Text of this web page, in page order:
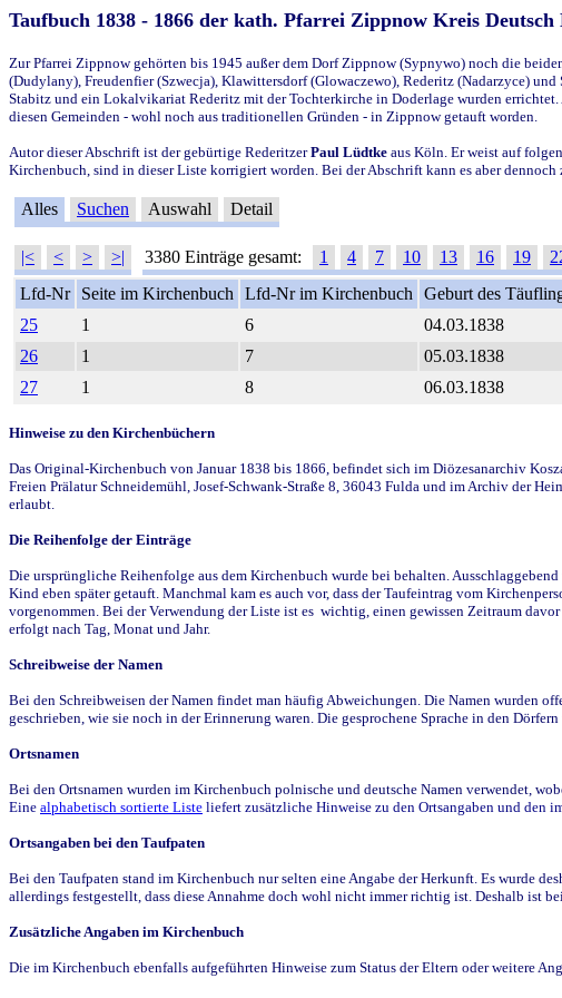
Taufbuch 1838 - 1866 der kath. Pfarrei Zippnow Kreis Deutsch
Zur Pfarrei Zippnow gehörten bis 1945 außer dem Dorf Zippnow (Sypnywo) noch die
(Dudylany), Freudenfier (Szwecja), Klawittersdorf (Glowaczewo), Rederitz (Nadarzyce)
Stabitz und ein Lokalvikariat Rederitz mit der Tochterkirche in Doderlage wurden
diesen Gemeinden - wohl noch aus traditionellen Gründen - in Zippnow getauft worden.
Autor dieser Abschrift ist der gebürtige RederitzerPaul Lüdtke aus Köln. Er weist auf
Kirchenbuch, sind in dieser Liste korrigiert worden. Bei der Abschrift kann es aber
Alles Suchen Auswahl Detail
|< < > >| 3380 Einträge gesamt: 1 4 7 10 13 16 19
Lfd-Nr
Seite im Kirchenbuch Lfd-Nr im Kirchenbuch Geburt des
25
1 6 04.03.1838
26
1 7 05.03.1838
27
1 8 06.03.1838
Hinweise zu den Kirchenbüchern
Das Original-Kirchenbuch von Januar 1838 bis 1866, befindet sich im Diözesanarchiv
Freien Prälatur Schneidemühl, Josef-Schwank-Straße 8, 36043 Fulda und im Archiv der
erlaubt.
Die Reihenfolge der Einträge
Die ursprüngliche Reihenfolge aus dem Kirchenbuch wurde bei behalten.
Kind eben später getauft. Manchmal kam es auch vor, dass der Taufeintrag vom
vorgenommen. Bei der Verwendung der Liste ist es wichtig, einen gewissen Zeitraum
erfolgt nach Tag, Monat und Jahr.
Schreibweise der Namen
Bei den Schreibweisen der Namen findet man häufig Abweichungen. Die Namen wurden
geschrieben, wie sie noch in der Erinnerung waren. Die gesprochene Sprache in den
Ortsnamen
Bei den Ortsnamen wurden im Kirchenbuch polnische und deutsche Namen verwendet,
Eine alphabetisch sortierte Liste liefert zusätzliche Hinweise zu den Ortsangaben und den
Ortsangaben bei den Taufpaten
Bei den Taufpaten stand im Kirchenbuch nur selten eine Angabe der Herkunft. Es wurde
allerdings festgestellt, dass diese Annahme doch wohl nicht immer richtig ist. Deshalb ist
Zusätzliche Angaben im Kirchenbuch
Die im Kirchenbuch ebenfalls aufgeführten Hinweise zum Status der Eltern oder weitere